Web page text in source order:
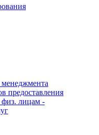
предоставления
лицам -